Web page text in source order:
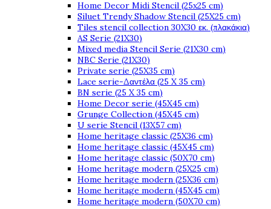
Home Decor Midi Stencil (25x25 cm)
Siluet Trendy Shadow Stencil (25X25 cm)
Tiles stencil collection 30X30 εκ. (πλακάκια)
AS Serie (21X30)
Mixed media Stencil Serie (21X30 cm)
NBC Serie (21X30)
Private serie (25X35 cm)
Lace serie-Δαντέλα (25 X 35 cm)
BN serie (25 X 35 cm)
Home Decor serie (45X45 cm)
Grunge Collection (45X45 cm)
U serie Stencil (13X57 cm)
Home heritage classic (25X36 cm)
Home heritage classic (45X45 cm)
Home heritage classic (50X70 cm)
Home heritage modern (25X25 cm)
Home heritage modern (25X36 cm)
Home heritage modern (45X45 cm)
Home heritage modern (50X70 cm)